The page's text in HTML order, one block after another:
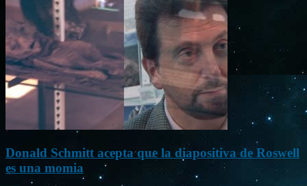
Donald Schmitt acepta que la diapositiva de Roswell
es una momia